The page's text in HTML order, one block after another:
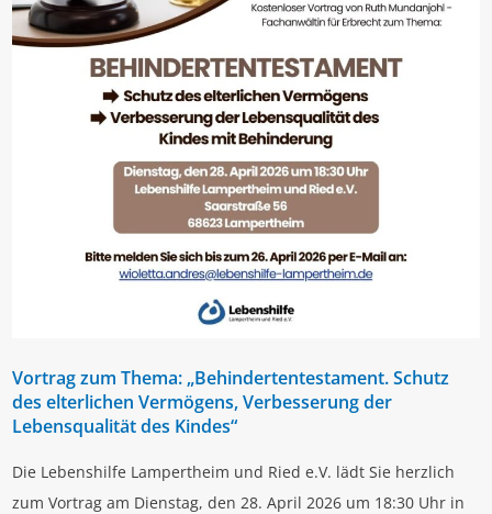
Vortrag zum Thema: „Behindertentestament. Schutz
des elterlichen Vermögens, Verbesserung der
Lebensqualität des Kindes“
Die Lebenshilfe Lampertheim und Ried e.V. lädt Sie herzlich
zum Vortrag am Dienstag, den 28. April 2026 um 18:30 Uhr in